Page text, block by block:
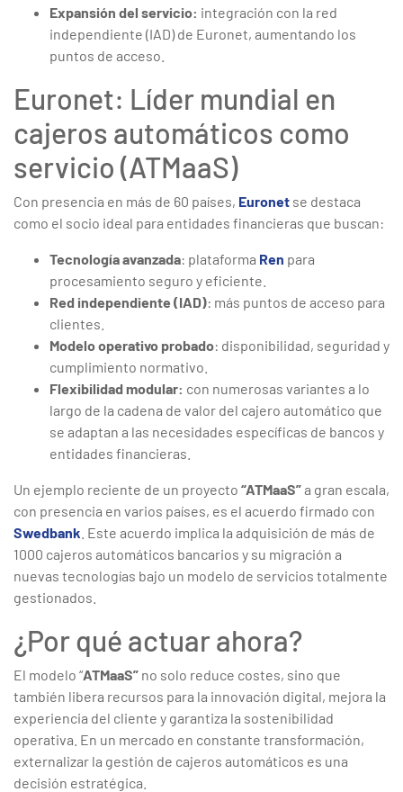
Expansión del servicio: integración con la red
independiente (IAD) de Euronet, aumentando los
puntos de acceso.
Euronet: Líder mundial en
cajeros automáticos como
servicio (ATMaaS)
Con presencia en más de 60 países, Euronet se destaca
como el socio ideal para entidades financieras que buscan:
Tecnología avanzada: plataforma Ren para
procesamiento seguro y eficiente.
Red independiente (IAD): más puntos de acceso para
clientes.
Modelo operativo probado: disponibilidad, seguridad y
cumplimiento normativo.
Flexibilidad modular: con numerosas variantes a lo
largo de la cadena de valor del cajero automático que
se adaptan a las necesidades específicas de bancos y
entidades financieras.
Un ejemplo reciente de un proyecto “ATMaaS”a gran escala,
con presencia en varios países, es el acuerdo firmado con
Swedbank . Este acuerdo implica la adquisición de más de
1000 cajeros automáticos bancarios y su migración a
nuevas tecnologías bajo un modelo de servicios totalmente
gestionados.
¿Por qué actuar ahora?
El modelo “ATMaaS” no solo reduce costes, sino que
también libera recursos para la innovación digital, mejora la
experiencia del cliente y garantiza la sostenibilidad
operativa. En un mercado en constante transformación,
externalizar la gestión de cajeros automáticos es una
decisión estratégica.